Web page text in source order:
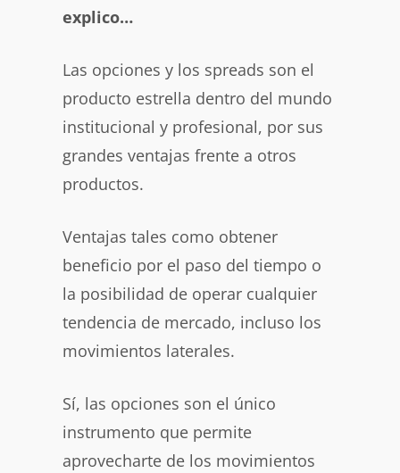
explico…
Las opciones y los spreads son el
producto estrella dentro del mundo
institucional y profesional, por sus
grandes ventajas frente a otros
productos.
Ventajas tales como obtener
beneficio por el paso del tiempo o
la posibilidad de operar cualquier
tendencia de mercado, incluso los
movimientos laterales.
Sí, las opciones son el único
instrumento que permite
aprovecharte de los movimientos